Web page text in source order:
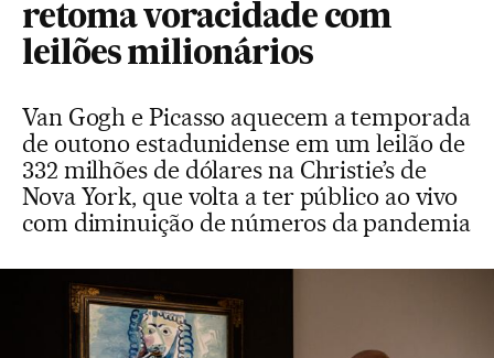
retoma voracidade com
leilões milionários
Van Gogh e Picasso aquecem a temporada
de outono estadunidense em um leilão de
332 milhões de dólares na Christie’s de
Nova York, que volta a ter público ao vivo
com diminuição de números da pandemia